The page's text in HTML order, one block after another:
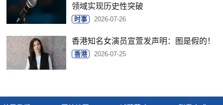
领域实现历史性突破
时事 2026-07-26
香港知名女演员宣萱发声明：图是假的！
香港 2026-07-25